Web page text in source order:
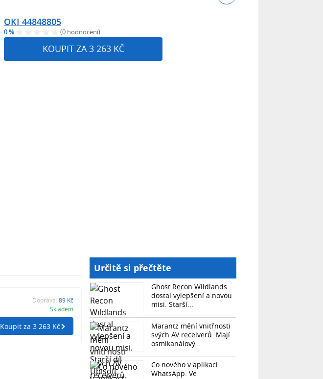
OKI 44848805
0 % (0 hodnocení)
KOUPIT ZA 3 263 KČ
Doprava: 89 Kč
Skladem
Koupit za 3 263 Kč
Určitě si přečtěte
Ghost Recon Wildlands
dostal vylepšení a novou
misi. Starší...
Marantz mění vnitřnosti
svých AV receiverů. Mají
osmikanálový...
Co nového v aplikaci
WhatsApp. Ve